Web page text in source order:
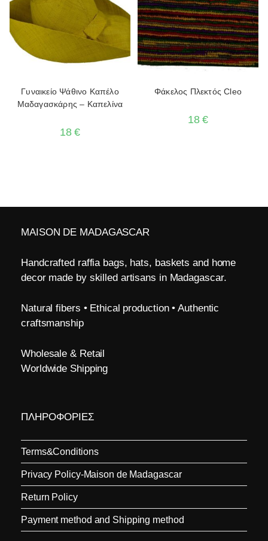
Γυναικείο Ψάθινο Καπέλο
Μαδαγασκάρης – Καπελίνα
18€
Φάκελος Πλεκτός Cleo
18€
MAISON DE MADAGASCAR
Handcrafted raffia bags, hats, baskets and home
decor made by skilled artisans in Madagascar.
Natural fibers • Ethical production • Authentic
craftsmanship
Wholesale & Retail
Worldwide Shipping
ΠΛΗΡΟΦΟΡΙΕΣ
Terms&Conditions
Privacy Policy-Maison de Madagascar
Return Policy
Payment method and Shipping method